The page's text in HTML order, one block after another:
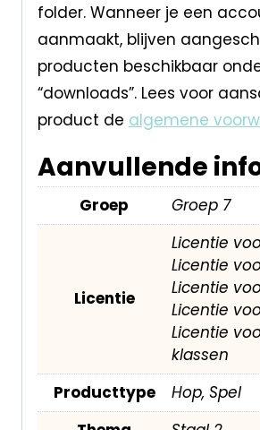
folder. Wanneer je een
aanmaakt, blijven
producten beschikbaar
“downloads”. Lees voor
product de algemene
Aanvullende
Groep Groep 7
Licentie
Licentie
Licentie
Licentie
Licentie
Licentie
klassen
Producttype
Hop, Spel